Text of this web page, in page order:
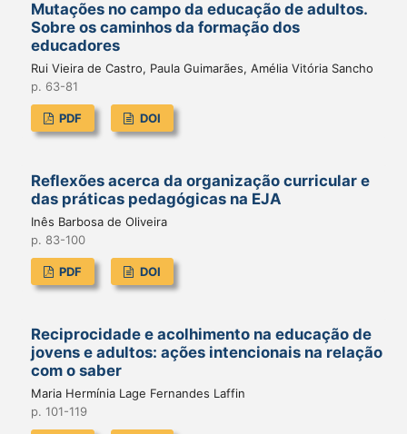
Mutações no campo da educação de adultos.
Sobre os caminhos da formação dos
educadores
Rui Vieira de Castro, Paula Guimarães, Amélia Vitória Sancho
p. 63-81
PDF DOI
Reflexões acerca da organização curricular e
das práticas pedagógicas na EJA
Inês Barbosa de Oliveira
p. 83-100
PDF DOI
Reciprocidade e acolhimento na educação de
jovens e adultos: ações intencionais na relação
com o saber
Maria Hermínia Lage Fernandes Laffin
p. 101-119